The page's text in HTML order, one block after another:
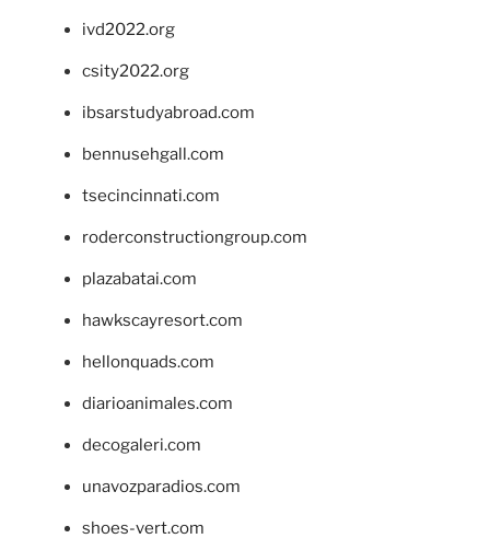
ivd2022.org
csity2022.org
ibsarstudyabroad.com
bennusehgall.com
tsecincinnati.com
roderconstructiongroup.com
plazabatai.com
hawkscayresort.com
hellonquads.com
diarioanimales.com
decogaleri.com
unavozparadios.com
shoes-vert.com